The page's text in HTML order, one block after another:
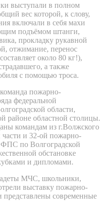
выступали в полном
вес которой, к слову,
включали в себя махи
подъёмом штанги,
прокладку рукавной
отжимание, перенос
около 80 кг!),
а также
с помощью троса.
пожарно-
федеральной
области,
районе областной столицы.
командам из г.Волжского
и 32-ой пожарно-
ФПС по Волгоградской
обстановке
и дипломами.
МЧС, школьники,
выставку пожарно-
представлены современные